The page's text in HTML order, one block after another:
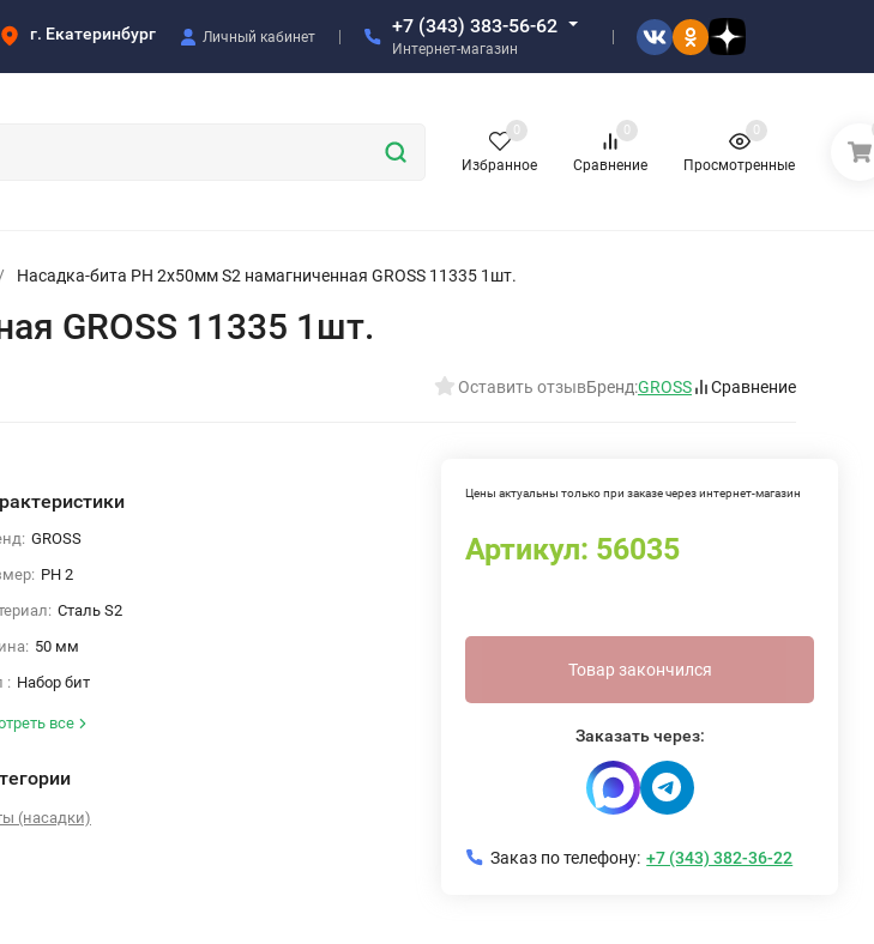
г. Екатеринбург Личный кабинет +7 (343) 383-56-62
Интернет-магазин
Избранное
0
Сравнение
0
Просмотренные
0
/ Насадка-бита PH 2х50мм S2 намагниченная GROSS 11335 1шт.
GROSS 11335 1шт.
Оставить отзывБренд:GROSS Сравнение
GROSS
PH 2
Сталь S2
50 мм
: Набор бит
все
(насадки)
Цены актуальны только при заказе через интернет-магазин
Артикул: 56035
Товар закончился
Заказать через:
Заказ по телефону: +7 (343) 382-36-22